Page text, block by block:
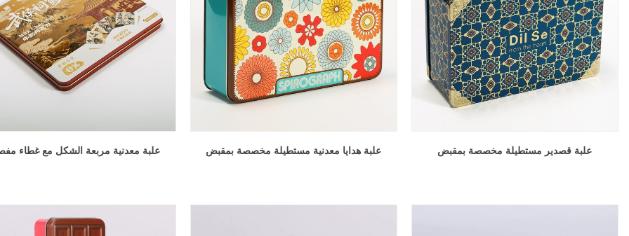
علبة معدنية مربعة الشكل مع غطاء علبة هدايا معدنية مستطيلة مخصصة بمقبض علبة قصدير مستطيلة مخصصة بمقبض